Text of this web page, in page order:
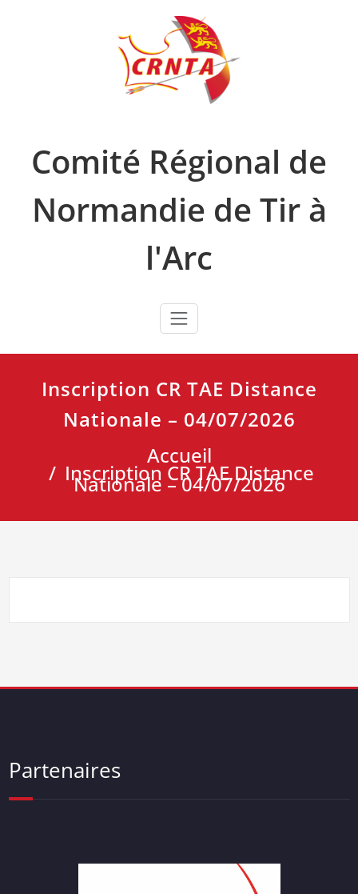
Comité Régional de
Normandie de Tir à
l'Arc
Inscription CR TAE Distance
Nationale – 04/07/2026
Accueil
Inscription CR TAE Distance
Nationale – 04/07/2026
Partenaires